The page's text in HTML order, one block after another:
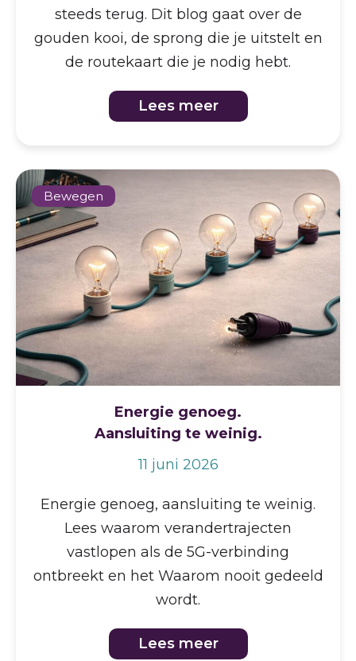
steeds terug. Dit blog gaat over de
gouden kooi, de sprong die je uitstelt en
de routekaart die je nodig hebt.
Lees meer
Bewegen
Energie genoeg.
Aansluiting te weinig.
11 juni 2026
Energie genoeg, aansluiting te weinig.
Lees waarom verandertrajecten
vastlopen als de 5G-verbinding
ontbreekt en het Waarom nooit gedeeld
wordt.
Lees meer